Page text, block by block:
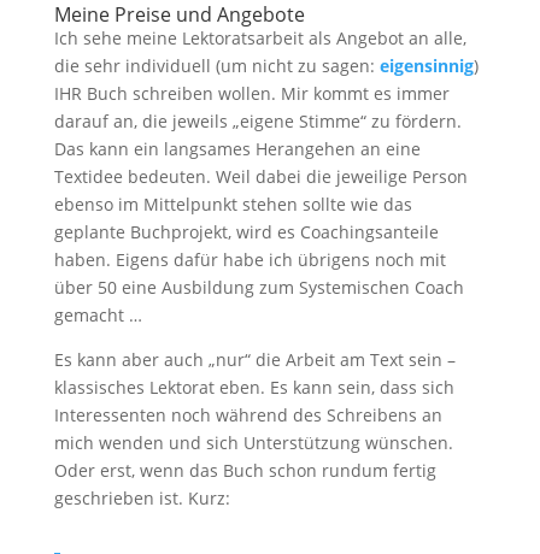
Meine Preise und Angebote
Ich sehe meine Lektoratsarbeit als Angebot an alle,
die sehr individuell (um nicht zu sagen: eigensinnig)
IHR Buch schreiben wollen. Mir kommt es immer
darauf an, die jeweils „eigene Stimme“ zu fördern.
Das kann ein langsames Herangehen an eine
Textidee bedeuten. Weil dabei die jeweilige Person
ebenso im Mittelpunkt stehen sollte wie das
geplante Buchprojekt, wird es Coachingsanteile
haben. Eigens dafür habe ich übrigens noch mit
über 50 eine Ausbildung zum Systemischen Coach
gemacht …
Es kann aber auch „nur“ die Arbeit am Text sein –
klassisches Lektorat eben. Es kann sein, dass sich
Interessenten noch während des Schreibens an
mich wenden und sich Unterstützung wünschen.
Oder erst, wenn das Buch schon rundum fertig
geschrieben ist. Kurz: